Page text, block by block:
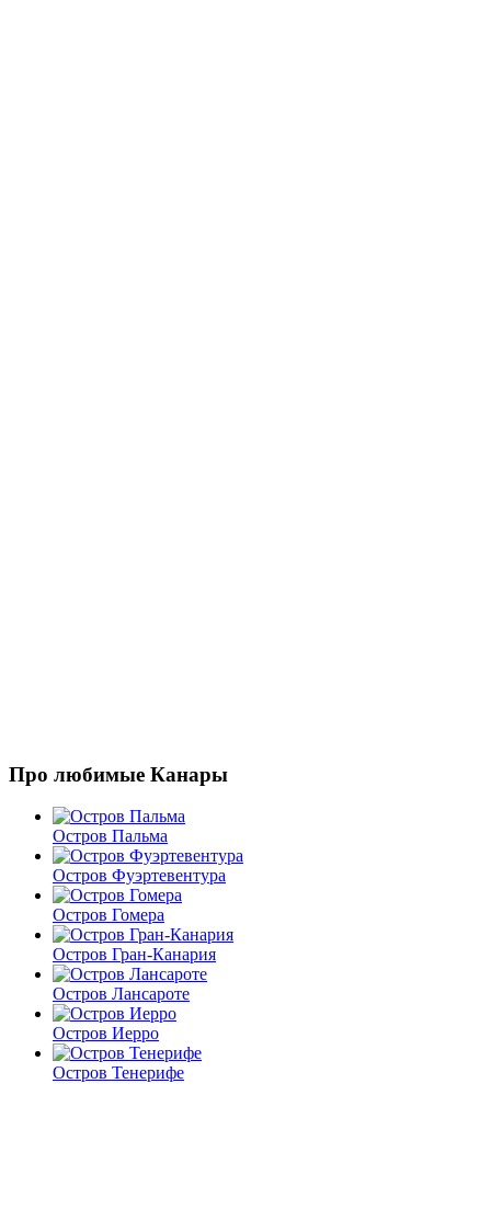
Про любимые Канары
Остров Пальма
Остров Фуэртевентура
Остров Гомера
Остров Гран-Канария
Остров Лансароте
Остров Иерро
Остров Тенерифе